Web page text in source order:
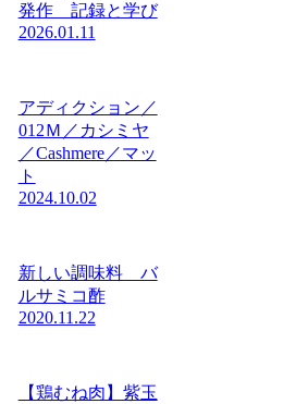
発作 記録と学び
2026.01.11
アディクション／
012Ｍ／カシミヤ
／Cashmere／マッ
ト
2024.10.02
新しい調味料 バ
ルサミコ酢
2020.11.22
【鶏むね肉】紫玉